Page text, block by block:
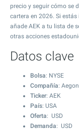
precio y seguir cómo se
cartera en 2026. Si
añade AEK a tu lista de
otras acciones
Datos clave
Bolsa: NYSE
Compañía:
Ticker: AEK
País: USA
Oferta: USD
Demanda: USD